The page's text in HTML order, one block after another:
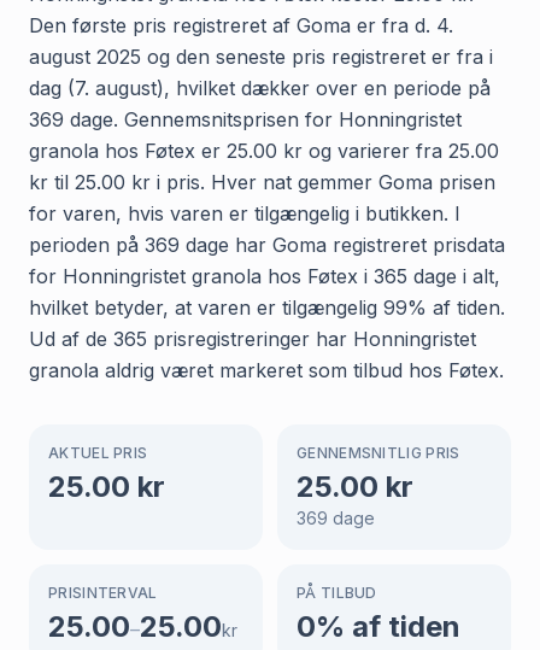
Den første pris registreret af Goma er fra d. 4.
august 2025 og den seneste pris registreret er fra i
dag (7. august), hvilket dækker over en periode på
369 dage. Gennemsnitsprisen for Honningristet
granola hos Føtex er 25.00 kr og varierer fra 25.00
kr til 25.00 kr i pris. Hver nat gemmer Goma prisen
for varen, hvis varen er tilgængelig i butikken. I
perioden på 369 dage har Goma registreret prisdata
for Honningristet granola hos Føtex i 365 dage i alt,
hvilket betyder, at varen er tilgængelig 99% af tiden.
Ud af de 365 prisregistreringer har Honningristet
granola aldrig været markeret som tilbud hos Føtex.
AKTUEL PRIS
25.00 kr
GENNEMSNITLIG PRIS
25.00 kr
369 dage
PRISINTERVAL
25.00–25.00kr
PÅ TILBUD
0% af tiden